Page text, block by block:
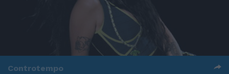
Controtempo